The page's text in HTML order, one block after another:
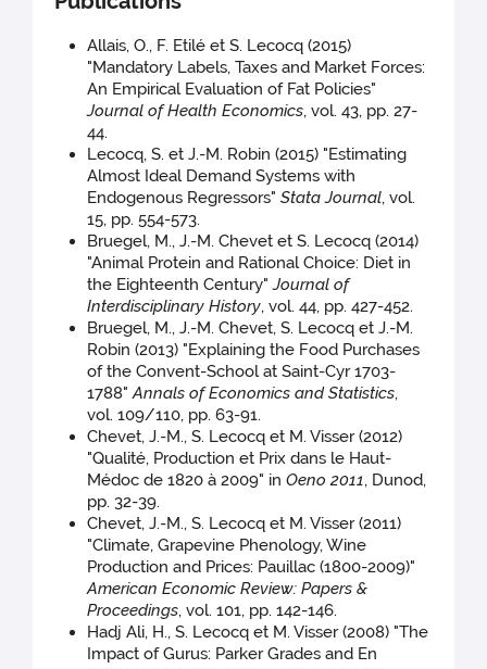
Allais, O., F. Etilé et S. Lecocq (2015)
"Mandatory Labels, Taxes and Market Forces:
An Empirical Evaluation of Fat Policies"
Journal of Health Economics, vol. 43, pp. 27-
44.
Lecocq, S. et J.-M. Robin (2015) "Estimating
Almost Ideal Demand Systems with
Endogenous Regressors"Stata Journal, vol.
15, pp. 554-573.
Bruegel, M., J.-M. Chevet et S. Lecocq (2014)
"Animal Protein and Rational Choice: Diet in
the Eighteenth Century"Journal of
Interdisciplinary History, vol. 44, pp. 427-452.
Bruegel, M., J.-M. Chevet, S. Lecocq et J.-M.
Robin (2013) "Explaining the Food Purchases
of the Convent-School at Saint-Cyr 1703-
1788"Annals of Economics and Statistics,
vol. 109/110, pp. 63-91.
Chevet, J.-M., S. Lecocq et M. Visser (2012)
"Qualité, Production et Prix dans le Haut-
Médoc de 1820 à 2009" inOeno 2011, Dunod,
pp. 32-39.
Chevet, J.-M., S. Lecocq et M. Visser (2011)
"Climate, Grapevine Phenology, Wine
Production and Prices: Pauillac (1800-2009)"
American Economic Review: Papers &
Proceedings, vol. 101, pp. 142-146.
Hadj Ali, H., S. Lecocq et M. Visser (2008) "The
Impact of Gurus: Parker Grades and En